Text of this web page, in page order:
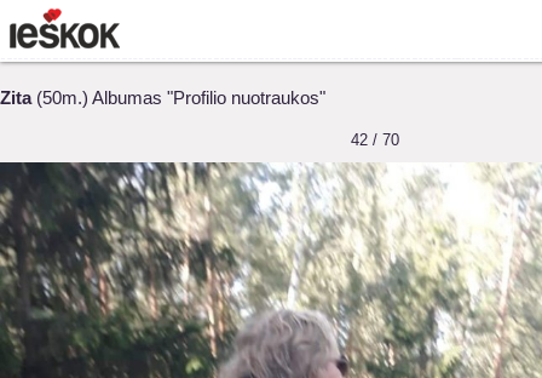
Zita(50m.) Albumas "Profilio nuotraukos"
42 / 70